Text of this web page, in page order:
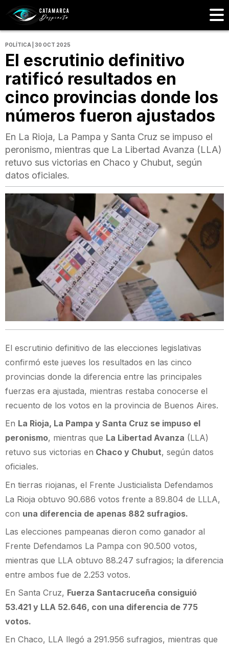
POLÍTICA | 30 OCT 2025
El escrutinio definitivo
ratificó resultados en
cinco provincias donde los
números fueron ajustados
En La Rioja, La Pampa y Santa Cruz se impuso el
peronismo, mientras que La Libertad Avanza (LLA)
retuvo sus victorias en Chaco y Chubut, según
datos oficiales.
El escrutinio definitivo de las elecciones legislativas
confirmó este jueves los resultados en las cinco
provincias donde la diferencia entre las principales
fuerzas era ajustada, mientras restaba conocerse el
recuento de los votos en la provincia de Buenos Aires.
En La Rioja, La Pampa y Santa Cruz se impuso el
peronismo, mientras que La Libertad Avanza (LLA)
retuvo sus victorias en Chaco y Chubut, según datos
oficiales.
En tierras riojanas, el Frente Justicialista Defendamos
La Rioja obtuvo 90.686 votos frente a 89.804 de LLLA,
con una diferencia de apenas 882 sufragios.
Las elecciones pampeanas dieron como ganador al
Frente Defendamos La Pampa con 90.500 votos,
mientras que LLA obtuvo 88.247 sufragios; la diferencia
entre ambos fue de 2.253 votos.
En Santa Cruz, Fuerza Santacruceña consiguió
53.421 y LLA 52.646, con una diferencia de 775
votos.
En Chaco, LLA llegó a 291.956 sufragios, mientras que